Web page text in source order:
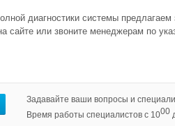
диагностики системы
сайте или звоните менеджерам по
Задавайте ваши вопросы и
Время работы специалистов с 1000